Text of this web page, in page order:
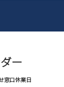
いただけるよう、
休業日となります
ー
窓口休業日